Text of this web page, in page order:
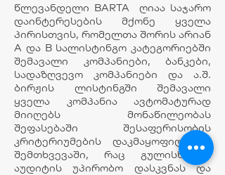
წლევანდელი BARTA ღიაა საჯარო
დაინტერესების მქონე ყველა
პირისთვის, რომელთა შორის არიან
A და B სალისტინგო კატეგორიებში
შემავალი კომპანიები, ბანკები,
სადაზღვევო კომპანიები და ა.შ.
ბირჟის ლისტინგში შემავალი
ყველა კომპანია ავტომატურად
მიიღებს მონაწილეობას
შეფასებაში შესაფერისობის
კრიტერიუმების დაკმაყოფილების
შემთხვევაში, რაც გულისხმობს
აუდიტის უპირობო დასკვნას და